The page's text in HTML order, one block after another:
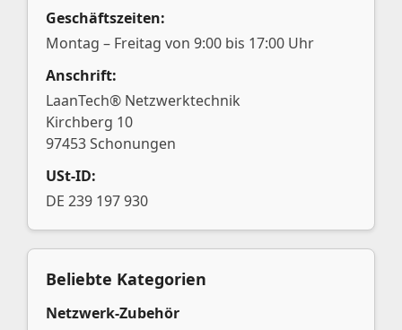
Geschäftszeiten:
Montag – Freitag von 9:00 bis 17:00 Uhr
Anschrift:
LaanTech® Netzwerktechnik
Kirchberg 10
97453 Schonungen
USt-ID:
DE 239 197 930
Beliebte Kategorien
Netzwerk-Zubehör